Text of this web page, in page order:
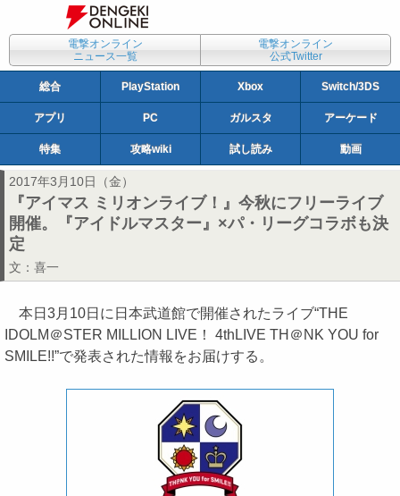
電撃オンライン
ニュース一覧
電撃オンライン
公式Twitter
総合 PlayStation Xbox Switch/3DS
アプリ PC ガルスタ アーケード
特集 攻略wiki 試し読み 動画
2017年3月10日（金）
『アイマス ミリオンライブ！』今秋にフリーライブ
開催。『アイドルマスター』×パ・リーグコラボも決
定
文： 喜一
本日3月10日に日本武道館で開催されたライブ“THE
IDOLM＠STER MILLION LIVE！ 4thLIVE TH＠NK YOU for
SMILE!!”で発表された情報をお届けする。